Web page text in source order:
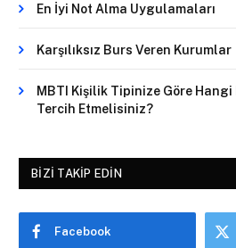
En İyi Not Alma Uygulamaları
Karşılıksız Burs Veren Kurumlar
MBTI Kişilik Tipinize Göre Hangi
Tercih Etmelisiniz?
BIZI TAKIP EDIN
Facebook